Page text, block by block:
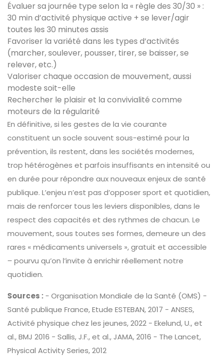
Évaluer sa journée type selon la « règle des 30/30 » :
30 min d’activité physique active + se lever/agir
toutes les 30 minutes assis
Favoriser la variété dans les types d’activités
(marcher, soulever, pousser, tirer, se baisser, se
relever, etc.)
Valoriser chaque occasion de mouvement, aussi
modeste soit-elle
Rechercher le plaisir et la convivialité comme
moteurs de la régularité
En définitive, si les gestes de la vie courante
constituent un socle souvent sous-estimé pour la
prévention, ils restent, dans les sociétés modernes,
trop hétérogènes et parfois insuffisants en intensité ou
en durée pour répondre aux nouveaux enjeux de santé
publique. L’enjeu n’est pas d’opposer sport et quotidien,
mais de renforcer tous les leviers disponibles, dans le
respect des capacités et des rythmes de chacun. Le
mouvement, sous toutes ses formes, demeure un des
rares « médicaments universels », gratuit et accessible
– pourvu qu’on l’invite à enrichir réellement notre
quotidien.
Sources : - Organisation Mondiale de la Santé (OMS) -
Santé publique France, Etude ESTEBAN, 2017 - ANSES,
Activité physique chez les jeunes, 2022 - Ekelund, U., et
al., BMJ 2016 - Sallis, J.F., et al., JAMA, 2016 - The Lancet,
Physical Activity Series, 2012